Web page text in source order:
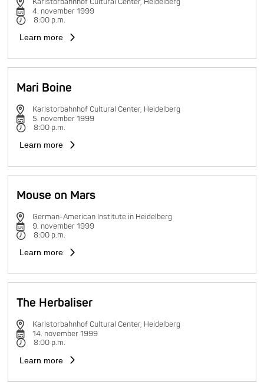
4. november 1999
8:00 p.m.
Learn more
Mari Boine
Karlstorbahnhof Cultural Center, Heidelberg
5. november 1999
8:00 p.m.
Learn more
Mouse on Mars
German-American Institute in Heidelberg
9. november 1999
8:00 p.m.
Learn more
The Herbaliser
Karlstorbahnhof Cultural Center, Heidelberg
14. november 1999
8:00 p.m.
Learn more